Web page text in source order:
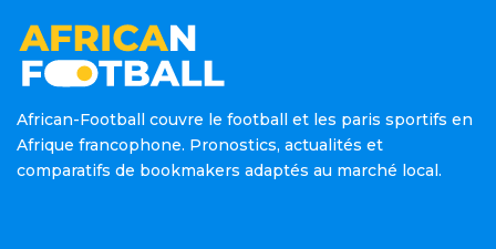
African-Football couvre le football et les paris sportifs en
Afrique francophone. Pronostics, actualités et
comparatifs de bookmakers adaptés au marché local.